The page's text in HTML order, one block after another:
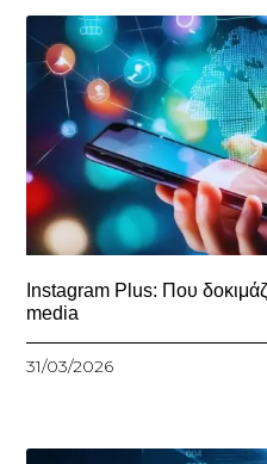
Instagram Plus: Που
media
31/03/2026